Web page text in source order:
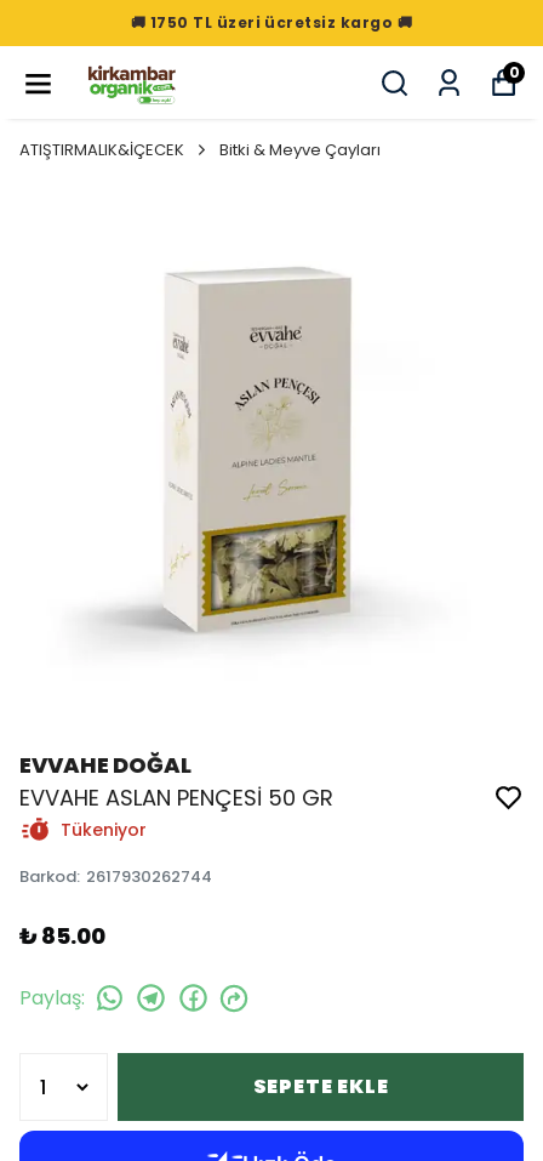
🚚 1750 TL üzeri ücretsiz kargo 🚚
0
ATIŞTIRMALIK&İÇECEK Bitki & Meyve Çayları
EVVAHE DOĞAL
EVVAHE ASLAN PENÇESİ 50 GR
Tükeniyor
Barkod: 2617930262744
₺ 85.00
Paylaş:
SEPETE EKLE